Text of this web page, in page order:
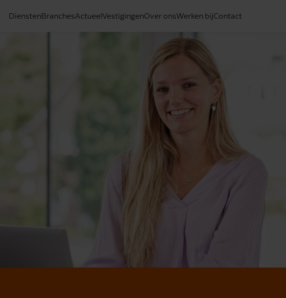
DienstenBranchesActueelVestigingenOver onsWerken bijContact